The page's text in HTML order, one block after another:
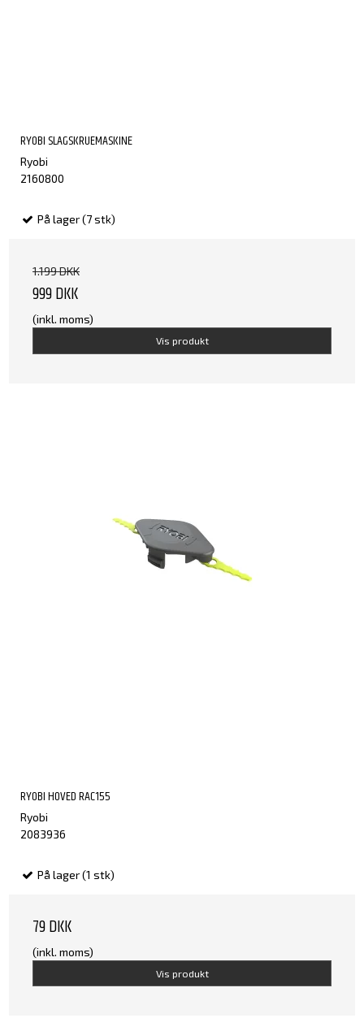
RYOBI SLAGSKRUEMASKINE
Ryobi
2160800
På lager (7 stk)
1.199 DKK
999 DKK
(inkl. moms)
Vis produkt
RYOBI HOVED RAC155
Ryobi
2083936
På lager (1 stk)
79 DKK
(inkl. moms)
Vis produkt